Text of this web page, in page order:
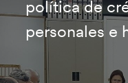
política de
personales e